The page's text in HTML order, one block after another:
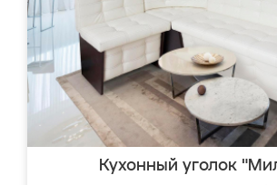
Кухонный уголок